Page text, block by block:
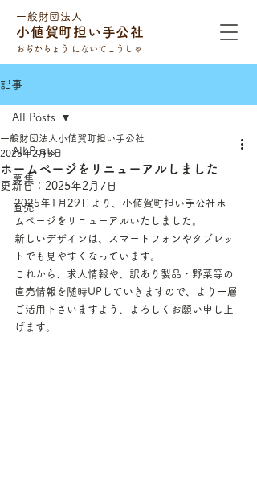
一般財団法人
小値賀町担い手公社
おぢかちょう にないてこうしゃ
記事
All Posts
募集
直売
All Posts
ホームページをリニューアルしました
一般財団法人小値賀町担い手公社
2025年2月5日
更新日： 2025年2月7日
2025年1月29日より、小値賀町担い手公社ホー
ムページをリニューアルいたしました。
新しいデザインは、スマートフォンやタブレッ
トでも見やすくなっています。
これから、求人情報や、訳あり製品・野菜等の
直売情報を随時UPしていきますので、より一層
ご活用下さいますよう、よろしくお願い申し上
げます。